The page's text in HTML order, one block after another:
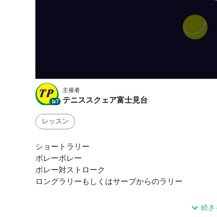
Lv.7
主催者
テニススクェア富士見台
レッスン
ショートラリー
ボレーボレー
ボレー対ストローク
ロングラリーもしくはサーブからのラリー
続